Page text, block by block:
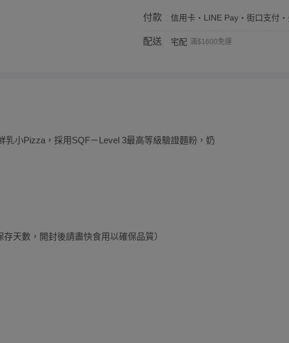
付款 信用卡・LINE Pay・街口支付
配送 宅配 滿$1600免運
乳小Pizza，採用SQF－Level 3最高等級驗證麵粉，奶
天數，開封後請盡快食用以確保品質）